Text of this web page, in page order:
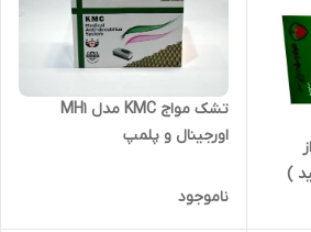
)
تشک مواج KMC مدل MH1
اورجینال و پلمپ
ناموجود